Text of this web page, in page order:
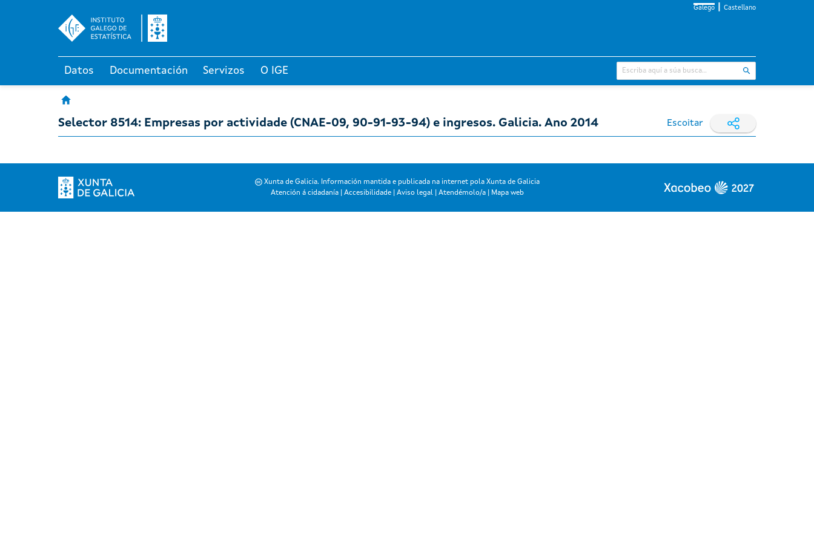
Galego Castellano
Datos Documentación Servizos O IGE
Selector 8514: Empresas por actividade (CNAE-09, 90-91-93-94) e ingresos. Galicia. Ano 2014 Escoitar
Xunta de Galicia. Información mantida e publicada na internet pola Xunta de Galicia
Atención á cidadanía |Accesibilidade |Aviso legal |Atendémolo/a Mapa web